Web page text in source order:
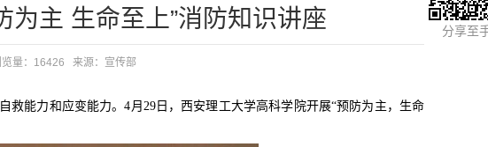
分享至
为主 生命至上”消防知识讲座
量：16426 来源：宣传部
能力和应变能力。4月29日，西安理工大学高科学院开展“预防为主，生命